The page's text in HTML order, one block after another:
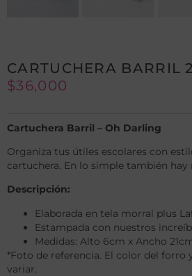
CARTUCHERA BARRIL
$36,000
Cartuchera Barril – Oh Darling
Organiza tus útiles escolares con
cartuchera. En lo simple también hay
Descripción:
Elaborada en tela morral plus
Estampada con nuestros
Medidas: Alto 6cm x Ancho
*Foto de referencia. El color del forro
variar.